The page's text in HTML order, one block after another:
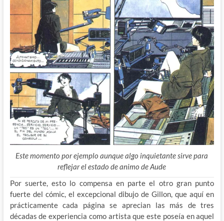
Este momento por ejemplo aunque algo inquietante sirve para
reflejar el estado de animo de Aude
Por suerte, esto lo compensa en parte el otro gran punto
fuerte del cómic, el excepcional dibujo de Gillon, que aquí en
prácticamente cada página se aprecian las más de tres
décadas de experiencia como artista que este poseía en aquel